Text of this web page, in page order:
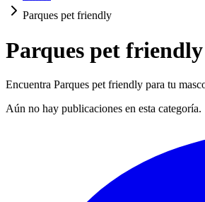
Parques pet friendly
Parques pet
Encuentra Parques pet friendly para tu
Aún no hay publicaciones en esta categoría.